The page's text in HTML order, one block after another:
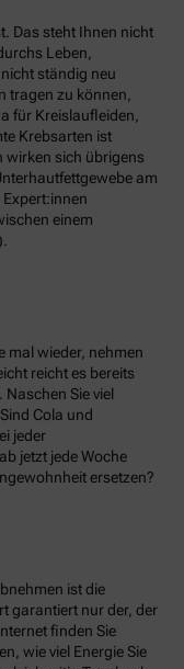
Das steht Ihnen nicht
Leben,
ständig neu
tragen zu können,
für Kreislaufleiden,
Krebsarten ist
wirken sich übrigens
am
einem
mal wieder, nehmen
reicht es bereits
Sie viel
Cola und
jeder
jetzt jede Woche
ersetzen?
ist die
garantiert nur der, der
finden Sie
wie viel Energie Sie